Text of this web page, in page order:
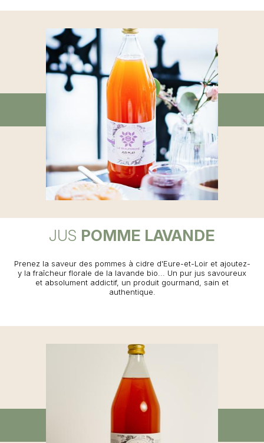
JUS POMME LAVANDE
Prenez la saveur des pommes à cidre d'Eure-et-Loir et ajoutez-
y la fraîcheur florale de la lavande bio... Un pur jus savoureux
et absolument addictif, un produit gourmand, sain et
authentique.